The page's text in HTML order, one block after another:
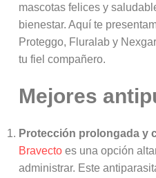
mascotas felices y
bienestar. Aquí te
Proteggo, Fluralab y
tu fiel compañero.
Mejores
Protección prolongada y
Bravectoes una opción
administrar. Este